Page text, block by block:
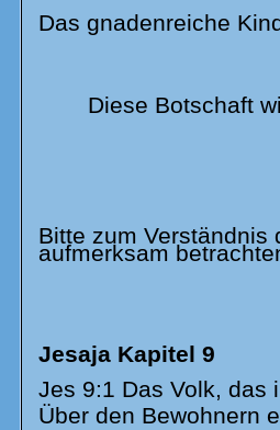
Das gnadenreiche
Diese Botschaft
Bitte zum
aufmerksam
Jesaja Kapitel 9
Jes 9:1 Das Volk, das
Über den Bewohnern